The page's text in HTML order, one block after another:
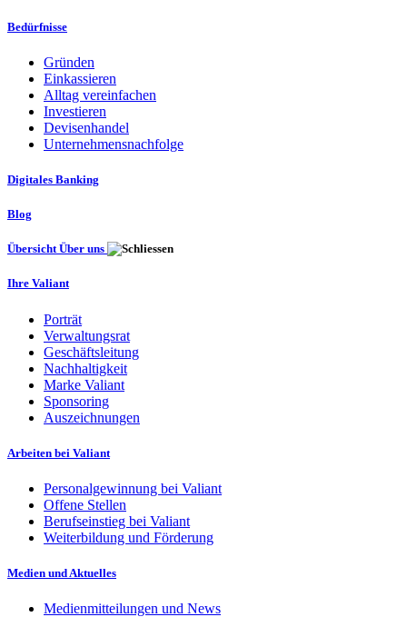
Bedürfnisse
Gründen
Einkassieren
Alltag vereinfachen
Investieren
Devisenhandel
Unternehmensnachfolge
Digitales Banking
Blog
Übersicht Über uns
Ihre Valiant
Porträt
Verwaltungsrat
Geschäftsleitung
Nachhaltigkeit
Marke Valiant
Sponsoring
Auszeichnungen
Arbeiten bei Valiant
Personalgewinnung bei Valiant
Offene Stellen
Berufseinstieg bei Valiant
Weiterbildung und Förderung
Medien und Aktuelles
Medienmitteilungen und News